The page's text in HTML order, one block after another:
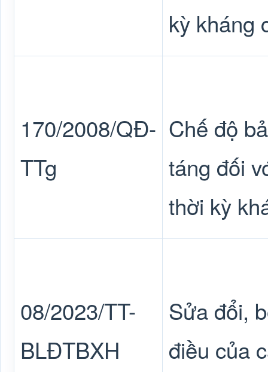
kỳ kháng
170/2008/QĐ-
TTg
Chế độ
táng đối
thời kỳ
08/2023/TT-
BLĐTBXH
Sửa đổi,
điều của